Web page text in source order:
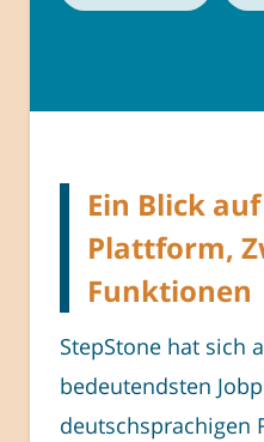
Ein Blick
Plattform,
Funktionen
StepStone hat sich
bedeutendsten
deutschsprachigen